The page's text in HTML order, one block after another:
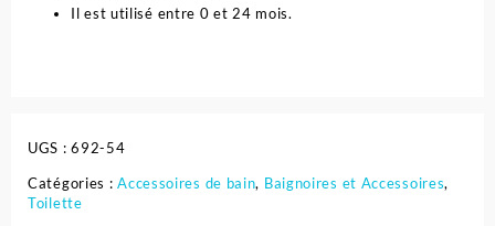
Il est utilisé entre 0 et 24 mois.
UGS :692-54
Catégories :Accessoires de bain, Baignoires et Accessoires,
Toilette